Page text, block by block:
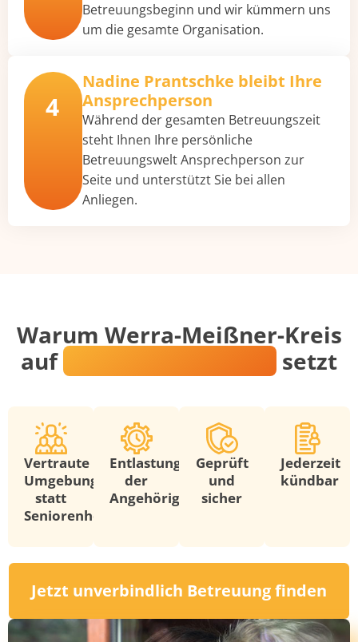
Betreuungsbeginn und wir kümmern uns
um die gesamte Organisation.
4
Nadine Prantschke bleibt Ihre
Ansprechperson
Während der gesamten Betreuungszeit
steht Ihnen Ihre persönliche
Betreuungswelt Ansprechperson zur
Seite und unterstützt Sie bei allen
Anliegen.
Warum Werra-Meißner-Kreis
aufNadine Prantschke setzt
Vertraute
Umgebung
statt
Seniorenheim
Entlastung
der
Angehörigen
Geprüft
und
sicher
Jederzeit
kündbar
Jetzt unverbindlich Betreuung finden